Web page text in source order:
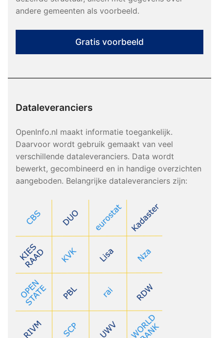
andere gemeenten als voorbeeld.
Gratis voorbeeld
Dataleveranciers
OpenInfo.nl maakt informatie toegankelijk.
Daarvoor wordt gebruik gemaakt van veel
verschillende dataleveranciers. Data wordt
bewerkt, gecombineerd en in handige overzichten
aangeboden. Belangrijke dataleveranciers zijn: